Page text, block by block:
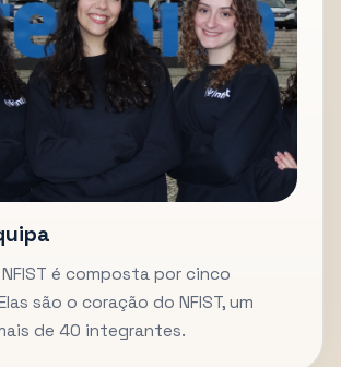
é composta por cinco
são o coração do NFIST, um
de 40 integrantes.